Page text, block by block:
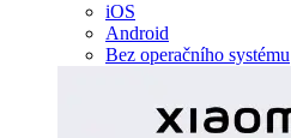
iOS
Android
Bez operačního systému